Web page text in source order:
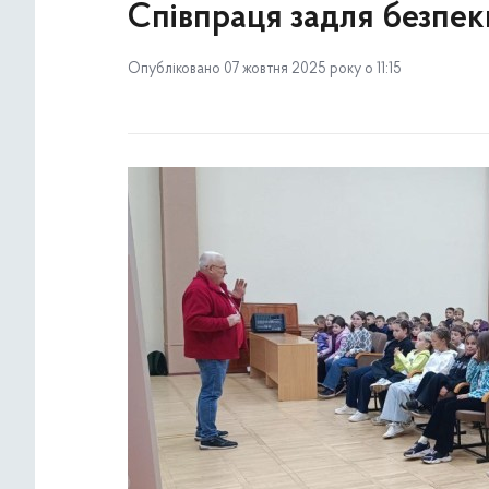
Співпраця задля
Опубліковано 07 жовтня 2025 року о 11:15